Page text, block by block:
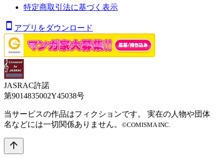
特定商取引法に基づく表示
アプリをダウンロード
JASRAC許諾
第9014835002Y45038号
当サービスの作品はフィクションです。 実在の人物や団体
名などには一切関係ありません。 ©COMISMA INC.